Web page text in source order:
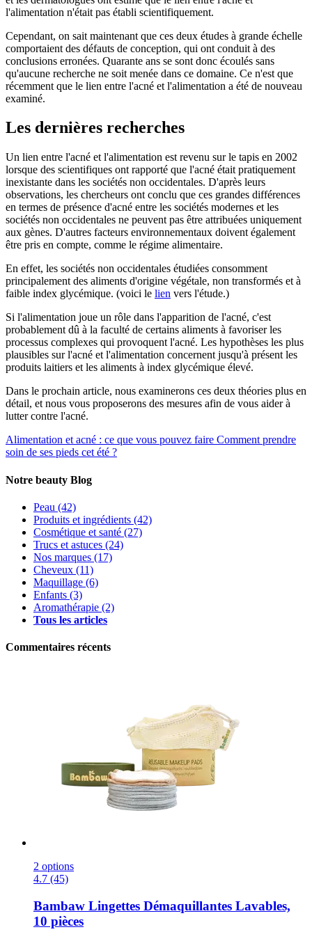
l'alimentation n'était pas établi scientifiquement.
Cependant, on sait maintenant que ces deux études à grande échelle
comportaient des défauts de conception, qui ont conduit à des
conclusions erronées. Quarante ans se sont donc écoulés sans
qu'aucune recherche ne soit menée dans ce domaine. Ce n'est que
récemment que le lien entre l'acné et l'alimentation a été de nouveau
examiné.
Les dernières recherches
Un lien entre l'acné et l'alimentation est revenu sur le tapis en 2002
lorsque des scientifiques ont rapporté que l'acné était pratiquement
inexistante dans les sociétés non occidentales. D'après leurs
observations, les chercheurs ont conclu que ces grandes différences
en termes de présence d'acné entre les sociétés modernes et les
sociétés non occidentales ne peuvent pas être attribuées uniquement
aux gènes. D'autres facteurs environnementaux doivent également
être pris en compte, comme le régime alimentaire.
En effet, les sociétés non occidentales étudiées consomment
principalement des aliments d'origine végétale, non transformés et à
faible index glycémique. (voici le lien vers l'étude.)
Si l'alimentation joue un rôle dans l'apparition de l'acné, c'est
probablement dû à la faculté de certains aliments à favoriser les
processus complexes qui provoquent l'acné. Les hypothèses les plus
plausibles sur l'acné et l'alimentation concernent jusqu'à présent les
produits laitiers et les aliments à index glycémique élevé.
Dans le prochain article, nous examinerons ces deux théories plus en
détail, et nous vous proposerons des mesures afin de vous aider à
lutter contre l'acné.
Alimentation et acné : ce que vous pouvez faire Comment prendre
soin de ses pieds cet été ?
Notre beauty Blog
Peau (42)
Produits et ingrédients (42)
Cosmétique et santé (27)
Trucs et astuces (24)
Nos marques (17)
Cheveux (11)
Maquillage (6)
Enfants (3)
Aromathérapie (2)
Tous les articles
Commentaires récents
2 options
4.7 (45)
Bambaw Lingettes Démaquillantes Lavables,
10 pièces